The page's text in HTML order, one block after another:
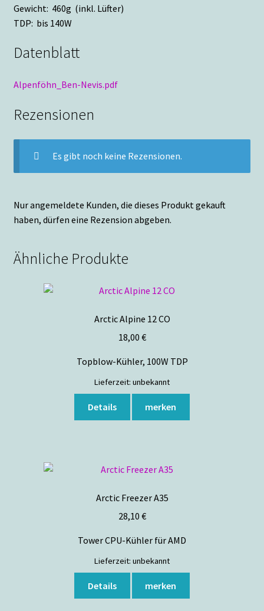
Gewicht: 460g (inkl. Lüfter)
TDP: bis 140W
Datenblatt
Alpenföhn_Ben-Nevis.pdf
Rezensionen
Es gibt noch keine Rezensionen.
Nur angemeldete Kunden, die dieses Produkt gekauft
haben, dürfen eine Rezension abgeben.
Ähnliche Produkte
Arctic Alpine 12 CO
18,00 €
Topblow-Kühler, 100W TDP
Lieferzeit: unbekannt
Details merken
Arctic Freezer A35
28,10 €
Tower CPU-Kühler für AMD
Lieferzeit: unbekannt
Details merken